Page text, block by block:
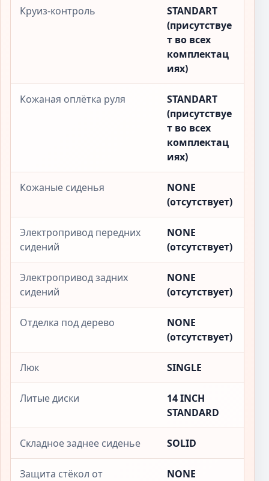
Круиз-контроль
STANDART
(присутствуе
т во всех
комплектац
иях)
Кожаная оплётка руля
STANDART
(присутствуе
т во всех
комплектац
иях)
Кожаные сиденья
NONE
(отсутствует)
Электропривод передних
сидений
NONE
(отсутствует)
Электропривод задних
сидений
NONE
(отсутствует)
Отделка под дерево
NONE
(отсутствует)
Люк SINGLE
Литые диски
14 INCH
STANDARD
Складное заднее сиденье SOLID
Защита стёкол от
NONE